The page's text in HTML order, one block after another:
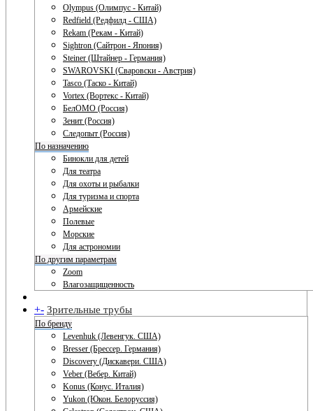
Olympus (Олимпус - Китай)
Redfield (Редфилд - США)
Rekam (Рекам - Китай)
Sightron (Сайтрон - Япония)
Steiner (Штайнер - Германия)
SWAROVSKI (Сваровски - Австрия)
Tasco (Таско - Китай)
Vortex (Вортекс - Китай)
БелОМО (Россия)
Зенит (Россия)
Следопыт (Россия)
По назначению
Бинокли для детей
Для театра
Для охоты и рыбалки
Для туризма и спорта
Армейские
Полевые
Морские
Для астрономии
По другим параметрам
Zoom
Влагозащищенность
+- Зрительные трубы
По бренду
Levenhuk (Левенгук. США)
Bresser (Брессер. Германия)
Discovery (Дискавери. США)
Veber (Вебер. Китай)
Konus (Конус. Италия)
Yukon (Юкон. Белоруссия)